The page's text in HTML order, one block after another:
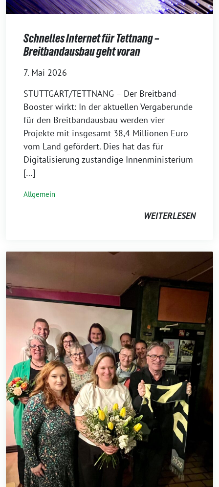
Schnelles Internet für Tettnang –
Breitbandausbau geht voran
7. Mai 2026
STUTTGART/TETTNANG – Der Breitband-
Booster wirkt: In der aktuellen Vergaberunde
für den Breitbandausbau werden vier
Projekte mit insgesamt 38,4 Millionen Euro
vom Land gefördert. Dies hat das für
Digitalisierung zuständige Innenministerium
[…]
Allgemein
WEITERLESEN